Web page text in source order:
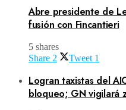
Abre presidente de
fusión con Fincantieri
5 shares
Share 2 Tweet 1
Logran taxistas del
bloqueo; GN vigilará